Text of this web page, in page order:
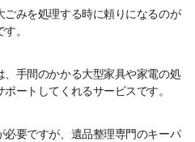
みを処理する時に頼りになるのが
。
手間のかかる大型家具や家電の処
ートしてくれるサービスです。
必要ですが、遺品整理専門のキーパ